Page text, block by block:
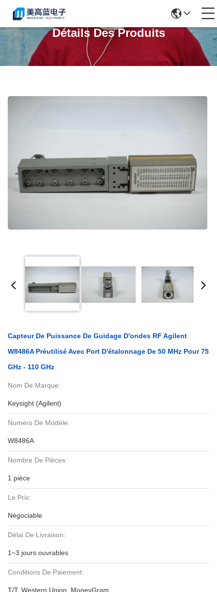
Détails Des Produits
Capteur De Puissance De Guidage D'ondes RF Agilent
W8486A Préutilisé Avec Port D'étalonnage De 50 MHz Pour 75
GHz - 110 GHz
Nom De Marque:
Keysight (Agilent)
Numéro De Modèle:
W8486A
Nombre De Pièces:
1 pièce
Le Prix:
Négociable
Délai De Livraison:
1~3 jours ouvrables
Conditions De Paiement:
T/T, Western Union, MoneyGram